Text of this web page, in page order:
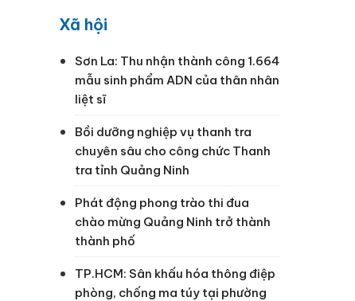
Xã hội
Sơn La: Thu nhận thành công 1.664
mẫu sinh phẩm ADN của thân nhân
liệt sĩ
Bồi dưỡng nghiệp vụ thanh tra
chuyên sâu cho công chức Thanh
tra tỉnh Quảng Ninh
Phát động phong trào thi đua
chào mừng Quảng Ninh trở thành
thành phố
TP.HCM: Sân khấu hóa thông điệp
phòng, chống ma túy tại phường